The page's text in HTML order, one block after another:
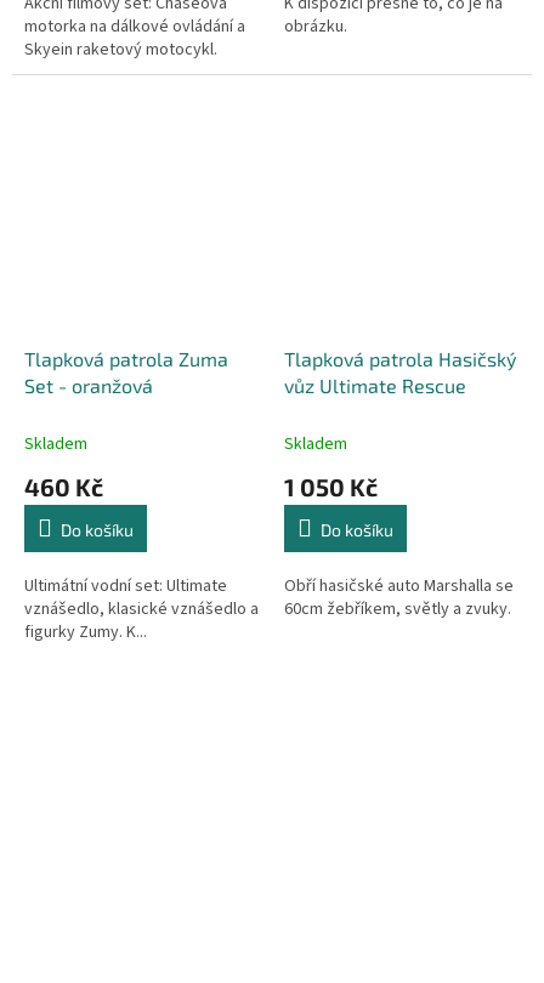
motorka na dálkové ovládání a
Skyein raketový motocykl.
obrázku.
Tlapková patrola Zuma
Set - oranžová
Skladem
460 Kč
Do košíku
Ultimátní vodní set: Ultimate
vznášedlo, klasické vznášedlo a
figurky Zumy. K...
Tlapková patrola Hasičský
vůz Ultimate Rescue
Skladem
1 050 Kč
Do košíku
Obří hasičské auto Marshalla se
60cm žebříkem, světly a zvuky.